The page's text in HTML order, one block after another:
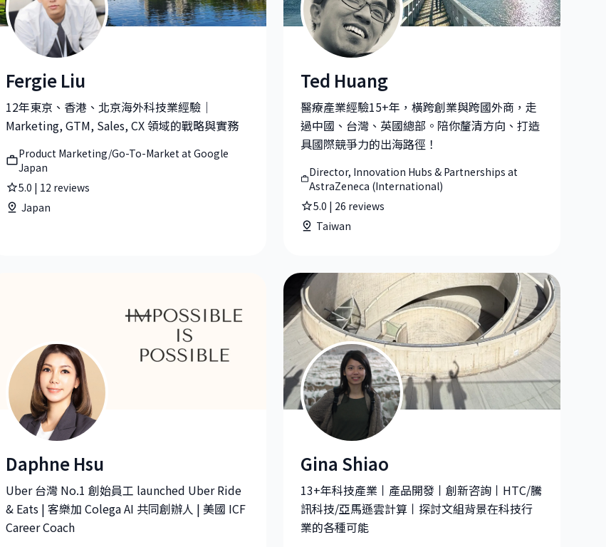
Fergie Liu |Product Marketing/Go-To-Market at Google Japan
Fergie Liu
12年東京、香港、北京海外科技業經驗｜
Marketing, GTM, Sales, CX 領域的戰略與實務
Product Marketing/Go-To-Market at Google
Japan
5.0 | 12 reviews
Japan
Ted Huang|Director, Innovation Hubs & Partnerships at
Ted Huang
醫療產業經驗15+年，橫跨創業與跨國外商，走
過中國、台灣、英國總部。陪你釐清方向、打造
具國際競爭力的出海路徑！
Director, Innovation Hubs & Partnerships at
AstraZeneca (International)
5.0 | 26 reviews
Taiwan
- APM(FORMERLY EDWARDS LIFESCIENCES - CRITICAL CARE)
Daphne Hsu|Co-Founder & CMO at 客樂加 Colega AI
Daphne Hsu
Uber 台灣 No.1 創始員工 launched Uber Ride
& Eats | 客樂加 Colega AI 共同創辦人 | 美國 ICF
Career Coach
Gina Shiao|Senior Advisory Consultant at Amazon Web
Gina Shiao
13+年科技產業丨產品開發丨創新咨詢丨HTC/騰
訊科技/亞馬遜雲計算丨探討文組背景在科技行
業的各種可能